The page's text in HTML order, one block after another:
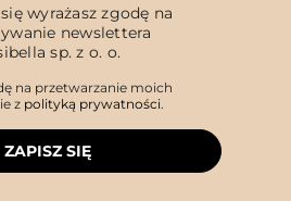
wyrażasz zgodę na
newslettera
sp. z o. o.
na przetwarzanie moich
z polityką prywatności.
ZAPISZ SIĘ